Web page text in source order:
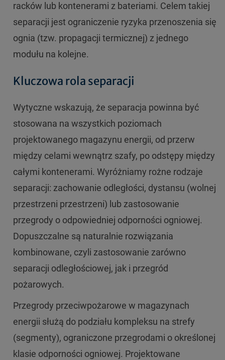
racków lub kontenerami z bateriami. Celem takiej
separacji jest ograniczenie ryzyka przenoszenia się
ognia (tzw. propagacji termicznej) z jednego
modułu na kolejne.
Kluczowa rola separacji
Wytyczne wskazują, że separacja powinna być
stosowana na wszystkich poziomach
projektowanego magazynu energii, od przerw
między celami wewnątrz szafy, po odstępy między
całymi kontenerami. Wyróżniamy rożne rodzaje
separacji: zachowanie odległości, dystansu (wolnej
przestrzeni przestrzeni) lub zastosowanie
przegrody o odpowiedniej odporności ogniowej.
Dopuszczalne są naturalnie rozwiązania
kombinowane, czyli zastosowanie zarówno
separacji odległościowej, jak i przegród
pożarowych.
Przegrody przeciwpożarowe w magazynach
energii służą do podziału kompleksu na strefy
(segmenty), ograniczone przegrodami o określonej
klasie odporności ogniowej. Projektowane